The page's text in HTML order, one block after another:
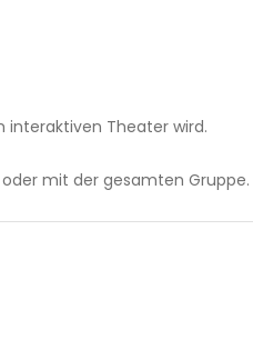
interaktiven Theater wird.
mit der gesamten Gruppe.